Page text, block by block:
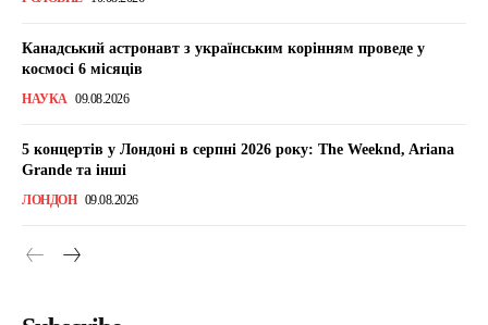
Канадський астронавт з українським корінням проведе у
космосі 6 місяців
НАУКА 09.08.2026
5 концертів у Лондоні в серпні 2026 року: The Weeknd, Ariana
Grande та інші
ЛОНДОН 09.08.2026